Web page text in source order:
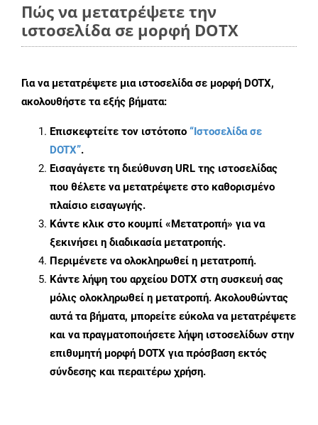
Πώς να μετατρέψετε την
ιστοσελίδα σε μορφή DOTX
Για να μετατρέψετε μια ιστοσελίδα σε μορφή DOTX,
ακολουθήστε τα εξής βήματα:
Επισκεφτείτε τον ιστότοπο “Ιστοσελίδα σε
DOTX”.
Εισαγάγετε τη διεύθυνση URL της ιστοσελίδας
που θέλετε να μετατρέψετε στο καθορισμένο
πλαίσιο εισαγωγής.
Κάντε κλικ στο κουμπί «Μετατροπή» για να
ξεκινήσει η διαδικασία μετατροπής.
Περιμένετε να ολοκληρωθεί η μετατροπή.
Κάντε λήψη του αρχείου DOTX στη συσκευή σας
μόλις ολοκληρωθεί η μετατροπή. Ακολουθώντας
αυτά τα βήματα, μπορείτε εύκολα να μετατρέψετε
και να πραγματοποιήσετε λήψη ιστοσελίδων στην
επιθυμητή μορφή DOTX για πρόσβαση εκτός
σύνδεσης και περαιτέρω χρήση.